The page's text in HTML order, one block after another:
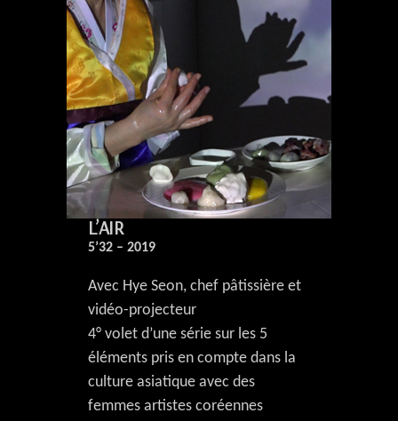
L’AIR
5’32 – 2019
Avec Hye Seon, chef pâtissière et
vidéo-projecteur
4° volet d’une série sur les 5
éléments pris en compte dans la
culture asiatique avec des
femmes artistes coréennes